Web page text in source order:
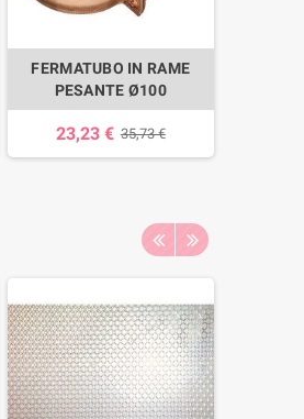
FERMATUBO IN RAME
PESANTE Ø100
23,23 € 35,73 €